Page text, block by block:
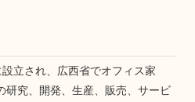
立され、広西省でオフィス家
研究、開発、生産、販売、サービ